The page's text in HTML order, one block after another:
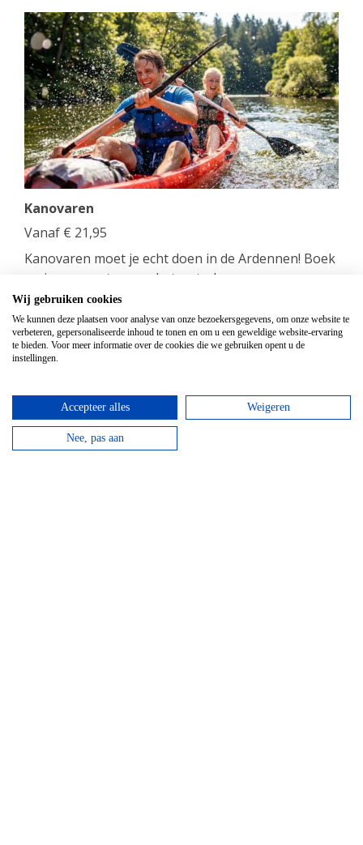
Kanovaren
Vanaf € 21,95
Kanovaren moet je echt doen in de Ardennen! Boek
nu jouw avontuur op het water!
bekijken
Wij gebruiken cookies
We kunnen deze plaatsen voor analyse van onze bezoekersgegevens, om onze website te
verbeteren, gepersonaliseerde inhoud te tonen en om u een geweldige website-ervaring
te bieden. Voor meer informatie over de cookies die we gebruiken opent u de
instellingen.
Accepteer alles Weigeren
Nee, pas aan